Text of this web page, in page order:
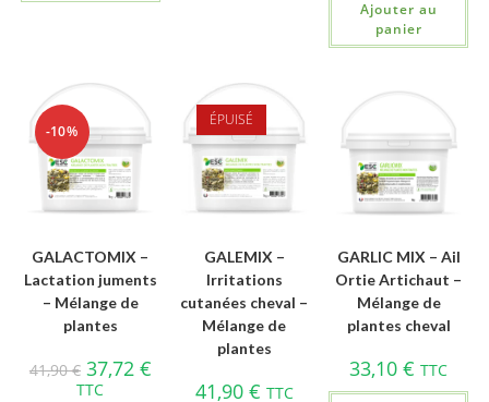
Ajouter au
panier
-10%
GALACTOMIX –
Lactation juments
– Mélange de
plantes
41,90€ 37,72 €
TTC
ÉPUISÉ
GALEMIX –
Irritations
cutanées cheval –
Mélange de
plantes
41,90 € TTC
GARLIC MIX – Ail
Ortie Artichaut –
Mélange de
plantes cheval
33,10€ TTC